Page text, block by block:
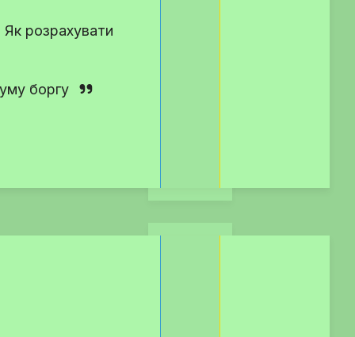
розрахувати
боргу